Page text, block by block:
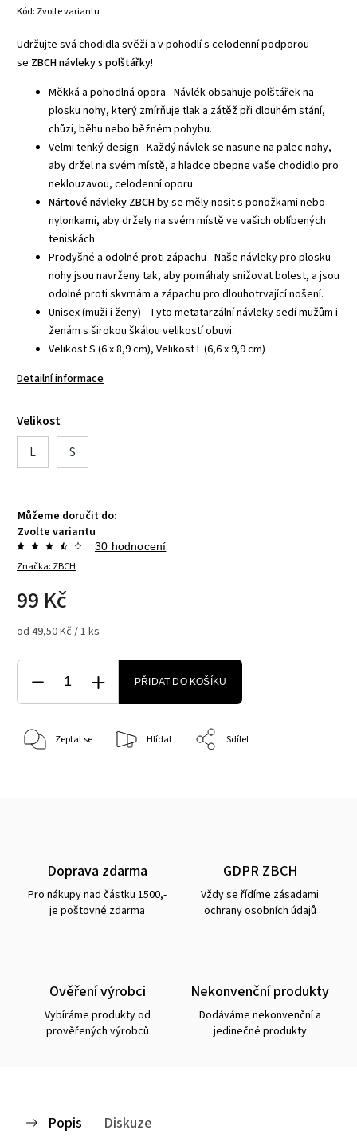
Kód: Zvolte variantu
Udržujte svá chodidla svěží a v pohodlí s celodenní podporou
se ZBCH návleky s polštářky!
Měkká a pohodlná opora - Návlék obsahuje polštářek na
plosku nohy, který zmírňuje tlak a zátěž při dlouhém stání,
chůzi, běhu nebo běžném pohybu.
Velmi tenký design - Každý návlek se nasune na palec nohy,
aby držel na svém místě, a hladce obepne vaše chodidlo pro
neklouzavou, celodenní oporu.
Nártové návleky ZBCHby se měly nosit s ponožkami nebo
nylonkami, aby držely na svém místě ve vašich oblíbených
teniskách.
Prodyšné a odolné proti zápachu - Naše návleky pro plosku
nohy jsou navrženy tak, aby pomáhaly snižovat bolest, a jsou
odolné proti skvrnám a zápachu pro dlouhotrvající nošení.
Unisex (muži i ženy) - Tyto metatarzální návleky sedí mužům i
ženám s širokou škálou velikostí obuvi.
Velikost S (6 x 8,9 cm), Velikost L (6,6 x 9,9 cm)
Detailní informace
Velikost
L
S
Můžeme doručit do:
Zvolte variantu
Značka: ZBCH
30 hodnocení
99 Kč
od 49,50 Kč / 1 ks
PŘIDAT DO KOŠÍKU
Zeptat se Hlídat Sdílet
Doprava zdarma
Pro nákupy nad částku 1500,-
je poštovné zdarma
GDPR ZBCH
Vždy se řídíme zásadami
ochrany osobních údajů
Ověření výrobci
Vybíráme produkty od
prověřených výrobců
Nekonvenční produkty
Dodáváme nekonvenční a
jedinečné produkty
Popis Diskuze